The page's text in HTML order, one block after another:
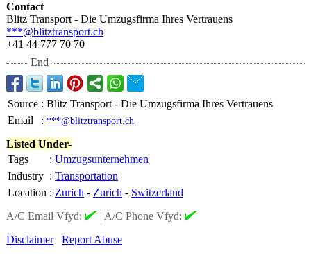
Contact
Blitz Transport - Die Umzugsfirma Ihres Vertrauens
***@blitztransport.ch
+41 44 777 70 70
End
Source : Blitz Transport - Die Umzugsfirma Ihres Vertrauens
Email
: ***@blitztransport.ch
Listed Under-
Tags
: Umzugsunternehmen
Industry : Transportation
Location : Zurich - Zurich - Switzerland
A/C Email Vfyd:
| A/C Phone Vfyd:
Disclaimer
Report Abuse